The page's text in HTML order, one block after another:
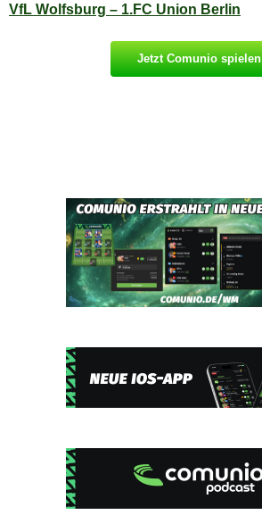
VfL Wolfsburg – 1.FC Union Berlin
Jetzt Comunio spielen